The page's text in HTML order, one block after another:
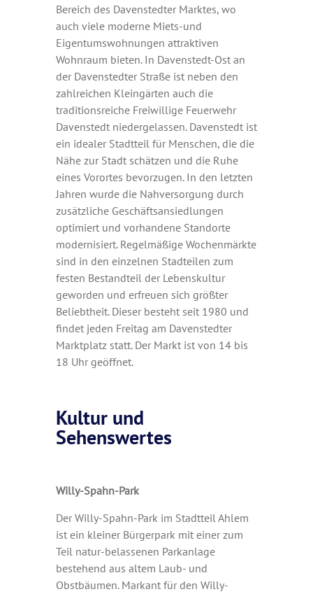
Bereich des Davenstedter Marktes, wo
auch viele moderne Miets-und
Eigentumswohnungen attraktiven
Wohnraum bieten. In Davenstedt-Ost an
der Davenstedter Straße ist neben den
zahlreichen Kleingärten auch die
traditionsreiche Freiwillige Feuerwehr
Davenstedt niedergelassen. Davenstedt ist
ein idealer Stadtteil für Menschen, die die
Nähe zur Stadt schätzen und die Ruhe
eines Vorortes bevorzugen. In den letzten
Jahren wurde die Nahversorgung durch
zusätzliche Geschäftsansiedlungen
optimiert und vorhandene Standorte
modernisiert. Regelmäßige Wochenmärkte
sind in den einzelnen Stadteilen zum
festen Bestandteil der Lebenskultur
geworden und erfreuen sich größter
Beliebtheit. Dieser besteht seit 1980 und
findet jeden Freitag am Davenstedter
Marktplatz statt. Der Markt ist von 14 bis
18 Uhr geöffnet.
Kultur und
Sehenswertes
Willy-Spahn-Park
Der Willy-Spahn-Park im Stadtteil Ahlem
ist ein kleiner Bürgerpark mit einer zum
Teil natur-belassenen Parkanlage
bestehend aus altem Laub- und
Obstbäumen. Markant für den Willy-